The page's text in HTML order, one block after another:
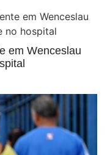
em Wenceslau